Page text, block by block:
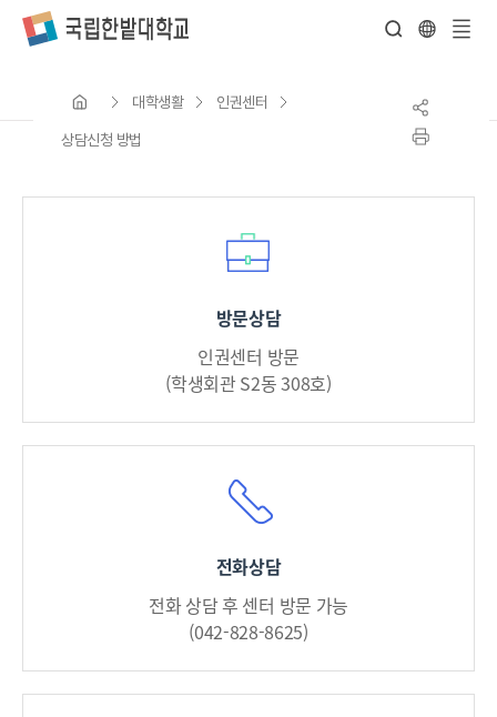
대학생활 인권센터
상담신청 방법
방문상담
인권센터 방문
(학생회관 S2동 308호)
전화상담
전화 상담 후 센터 방문 가능
(042-828-8625)